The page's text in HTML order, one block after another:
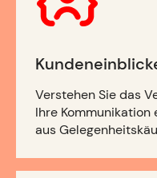
Verstehen Sie das
Ihre
aus